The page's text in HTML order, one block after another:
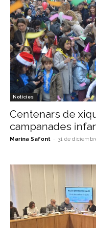
Notícies
Centenars de
campanades
Marina Safont - 31 de